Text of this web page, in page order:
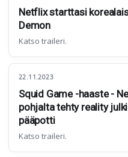
Netflix starttasi
Demon
Katso traileri.
22.11.2023
Squid Game -haaste -
pohjalta tehty reality
pääpotti
Katso traileri.